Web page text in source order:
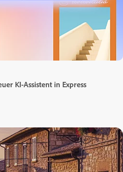
KI-Assistent in Express